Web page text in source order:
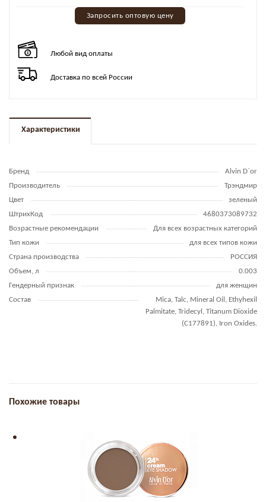
Запросить оптовую цену
Любой вид оплаты
Доставка по всей России
Характеристики
Бренд
Alvin D`or
Производитель
Трэндмир
Цвет
зеленый
ШтрихКод
4680373089732
Возрастные рекомендации
Для всех возрастных категорий
Тип кожи
для всех типов кожи
Страна производства
РОССИЯ
Объем, л
0.003
Гендерный признак
для женщин
Состав
Mica, Talc, Mineral Oil, Ethyhexil
Palmitate, Tridecyl, Titanum Dioxide
(C177891), Iron Oxides.
Похожие товары